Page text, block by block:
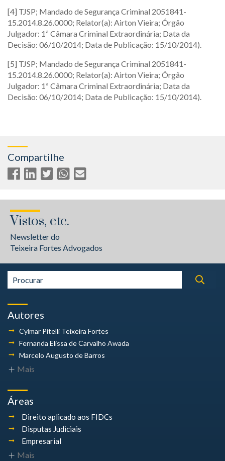
[4] TJSP; Mandado de Segurança Criminal 2051841-
15.2014.8.26.0000; Relator(a): Airton Vieira; Órgão
Julgador: 1ª Câmara Criminal Extraordinária; Data da
Decisão: 06/10/2014; Data de Publicação: 15/10/2014).
[5] TJSP; Mandado de Segurança Criminal 2051841-
15.2014.8.26.0000; Relator(a): Airton Vieira; Órgão
Julgador: 1ª Câmara Criminal Extraordinária; Data da
Decisão: 06/10/2014; Data de Publicação: 15/10/2014).
Compartilhe
Vistos, etc.
Newsletter do
Teixeira Fortes Advogados
Autores
Cylmar Pitelli Teixeira Fortes
Fernanda Elissa de Carvalho Awada
Marcelo Augusto de Barros
Mais
Áreas
Direito aplicado aos FIDCs
Disputas Judiciais
Empresarial
Mais